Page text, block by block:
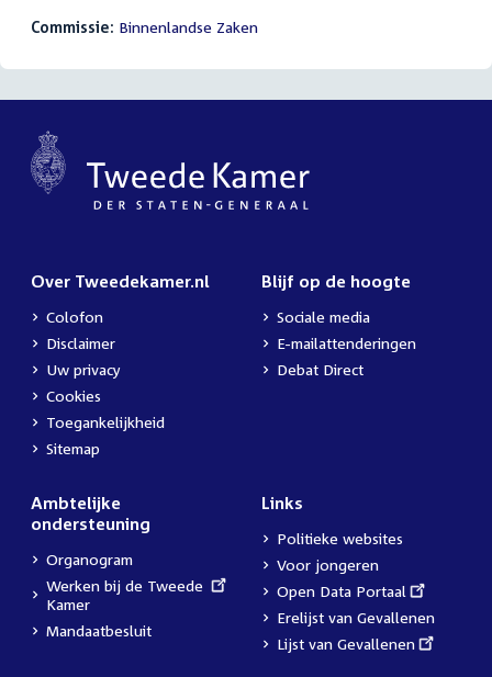
Commissie: Binnenlandse Zaken
Over Tweedekamer.nl
Colofon
Disclaimer
Uw privacy
Cookies
Toegankelijkheid
Sitemap
Blijf op de hoogte
Sociale media
E-mailattenderingen
Debat Direct
Ambtelijke
ondersteuning
Organogram
External
link:
Werken bij de Tweede
Kamer
Mandaatbesluit
Links
Politieke websites
Voor jongeren
External
link:
Open Data Portaal
Erelijst van Gevallenen
External
Lijst van Gevallenen